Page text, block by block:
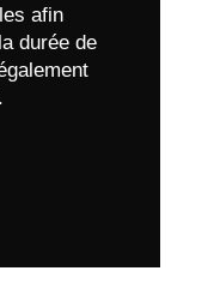
afin
durée de